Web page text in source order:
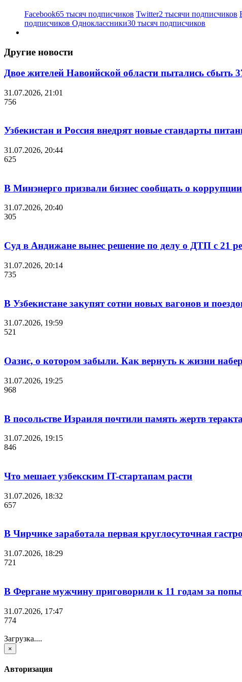
Facebook65 тысяч подписчиков Twitter2 тысячи подписчиков
подписчиков Одноклассники30 тысяч подписчиков
Другие новости
Двое жителей Навоийской области пытались сбыть
31.07.2026, 21:01
756
Узбекистан и Россия внедрят новые стандарты
31.07.2026, 20:44
625
В Минэнерго призвали бизнес сообщать о
31.07.2026, 20:40
305
Суд в Андижане вынес решение по делу о ДТП с 21
31.07.2026, 20:14
735
В Узбекистане закупят сотни новых вагонов и
31.07.2026, 19:59
521
Оазис, о котором забыли. Как вернуть к жизни
31.07.2026, 19:25
968
В посольстве Израиля почтили память жертв
31.07.2026, 19:15
846
Что мешает узбекским IT-стартапам расти
31.07.2026, 18:32
657
В Чирчике заработала первая круглосуточная
31.07.2026, 18:29
721
В Фергане мужчину приговорили к 11 годам за
31.07.2026, 17:47
774
Загрузка....
×
Авторизация